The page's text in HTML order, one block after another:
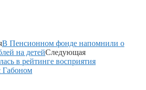
В Пенсионном фонде напомнили о
на детейСледующая
в рейтинге восприятия
Габоном